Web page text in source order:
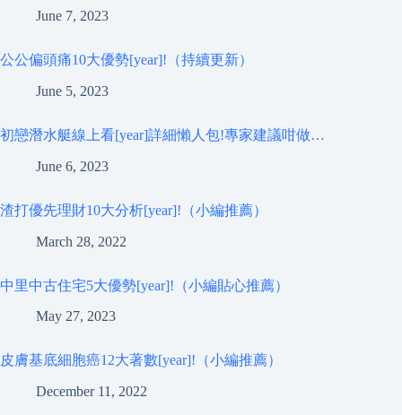
June 7, 2023
公公偏頭痛10大優勢[year]!（持續更新）
June 5, 2023
初戀潛水艇線上看[year]詳細懶人包!專家建議咁做…
June 6, 2023
渣打優先理財10大分析[year]!（小編推薦）
March 28, 2022
中里中古住宅5大優勢[year]!（小編貼心推薦）
May 27, 2023
皮膚基底細胞癌12大著數[year]!（小編推薦）
December 11, 2022